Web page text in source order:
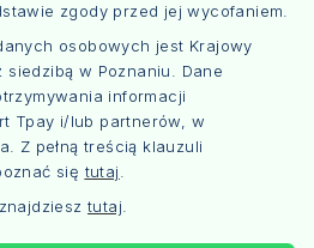
zgody przed jej wycofaniem.
osobowych jest Krajowy
siedzibą w Poznaniu. Dane
informacji
Tpay i/lub partnerów, w
Z pełną treścią klauzuli
się tutaj.
tutaj.